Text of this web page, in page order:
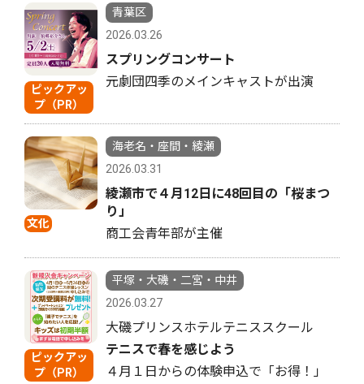
ピックアッ
プ（PR）
青葉区
2026.03.26
スプリングコンサート
元劇団四季のメインキャストが出演
文化
海老名・座間・綾瀬
2026.03.31
綾瀬市で４月12日に48回目の「桜まつ
り」
商工会青年部が主催
ピックアッ
プ（PR）
平塚・大磯・二宮・中井
2026.03.27
大磯プリンスホテルテニススクール
テニスで春を感じよう
４月１日からの体験申込で「お得！」